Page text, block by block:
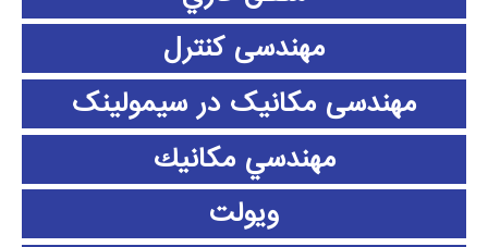
مهندسی کنترل
مهندسی مکانیک در سیمولینک
مهندسي مكانيك
ویولت